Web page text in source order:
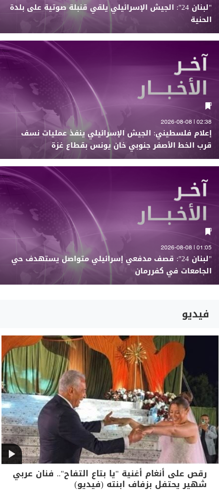
"لبنان 24": الجيش الإسرائيلي يلقي قنبلة صوتية على بلدة
الحنية
02:38 | 2026-08-08
إعلام فلسطيني: الجيش الإسرائيلي ينفذ عمليات نسف
قرب الخط الأصفر جنوبي خان يونس بقطاع غزة
01:05 | 2026-08-08
"لبنان 24": قصف مدفعي إسرائيلي متواصل يستهدف حي
الجامعات في كفررمان
فيديو
رقص على أنغام أغنية "يا بتاع التفاح".. فنان عربي
شهير يحتفل بزفاف ابنته (فيديو)